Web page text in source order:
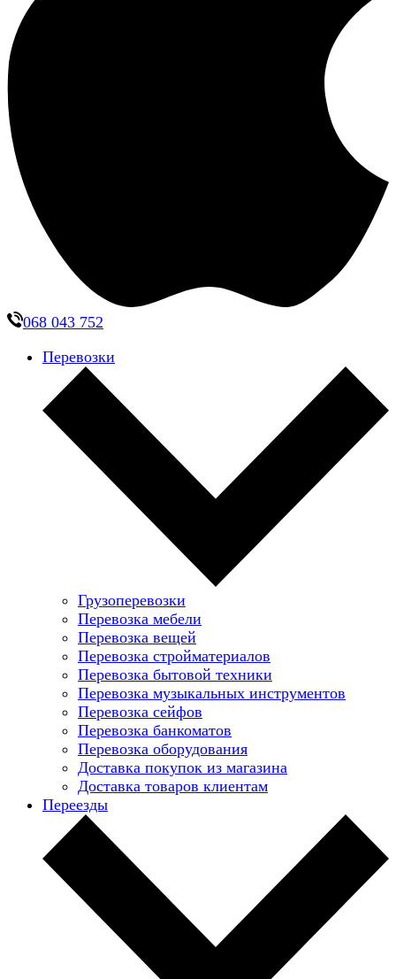
068 043 752
Перевозки
Грузоперевозки
Перевозка мебели
Перевозка вещей
Перевозка стройматериалов
Перевозка бытовой техники
Перевозка музыкальных инструментов
Перевозка сейфов
Перевозка банкоматов
Перевозка оборудования
Доставка покупок из магазина
Доставка товаров клиентам
Переезды